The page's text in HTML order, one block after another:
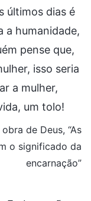
últimos dias é
a humanidade,
pense que,
isso seria
a mulher,
um tolo!
de Deus, “As
o significado da
encarnação”